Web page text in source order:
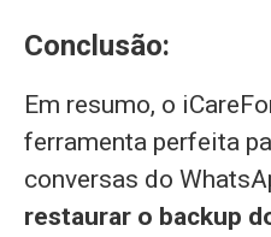
Conclusão:
Em resumo, o
ferramenta perfeita
conversas do
restaurar o backup